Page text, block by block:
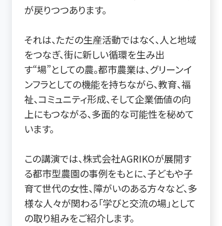
が戻りつつあります。
それは、ただの生産活動ではなく、人と地域
をつなぎ、街に新しい循環を生み出
す“場”としての農。都市農業は、グリーンイ
ンフラとしての機能を持ちながら、教育、福
祉、コミュニティ形成、そして企業価値の向
上にもつながる、多面的な可能性を秘めて
います。
この講演では、株式会社AGRIKOが展開す
る都市型農園の事例をもとに、子どもや子
育て世代の女性、障がいのある方々など、多
様な人々が関わる「学びと交流の場」として
の取り組みをご紹介します。